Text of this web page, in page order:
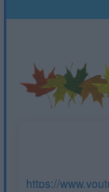
https://